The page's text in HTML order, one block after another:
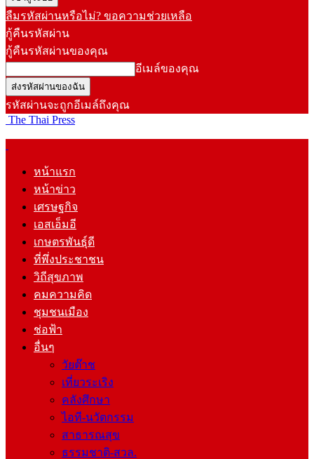
ลืมรหัสผ่านหรือไม่? ขอความช่วยเหลือ
กู้คืนรหัสผ่าน
กู้คืนรหัสผ่านของคุณ
อีเมล์ของคุณ
รหัสผ่านจะถูกอีเมล์ถึงคุณ
The Thai Press
หน้าแรก
หน้าข่าว
เศรษฐกิจ
เอสเอ็มอี
เกษตรพันธุ์ดี
ที่พึ่งประชาชน
วิถีสุขภาพ
คมความคิด
ชุมชนเมือง
ช่อฟ้า
อื่นๆ
วัยต๊าช
เที่ยวระเริง
คลังศึกษา
ไอที-นวัตกรรม
สาธารณสุข
ธรรมชาติ-สวล.